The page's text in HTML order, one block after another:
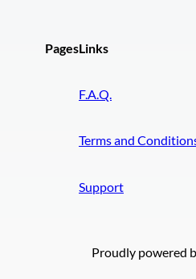
PagesLinks
F.A.Q.
Terms and
Support
Proudly powered